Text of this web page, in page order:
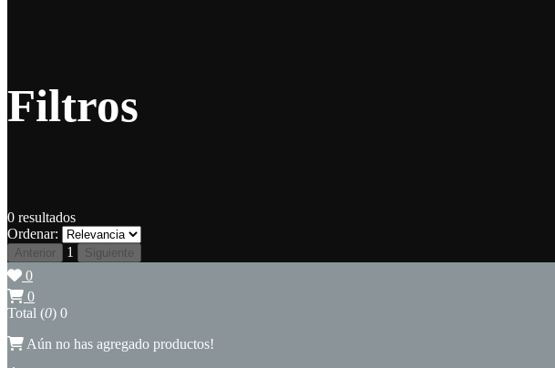
Filtros
0 resultados
Ordenar:
Anterior 1 Siguiente
0
0
Total (0) 0
Aún no has agregado productos!